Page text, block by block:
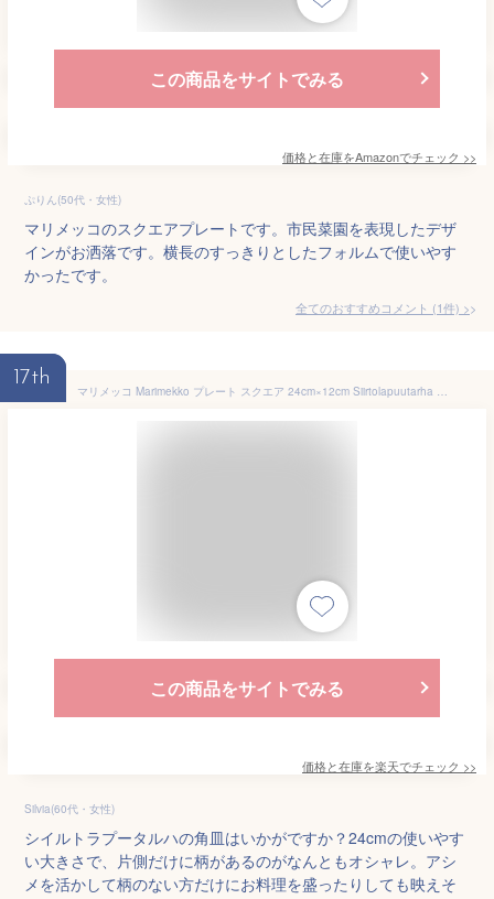
この商品をサイトでみる
価格と在庫をAmazonでチェック >>
ぷりん(50代・女性)
マリメッコのスクエアプレートです。市民菜園を表現したデザ
インがお洒落です。横長のすっきりとしたフォルムで使いやす
かったです。
全てのおすすめコメント (1件) >
17th
マリメッコ Marimekko プレート スクエア 24cm×12cm Siirtolapuutarha シイルトラプータルハ 食器 皿 ホワイト×ブラック 069676 190 名入れ可有料
この商品をサイトでみる
価格と在庫を楽天でチェック >>
Silvia(60代・女性)
シイルトラプータルハの角皿はいかがですか？24cmの使いやす
い大きさで、片側だけに柄があるのがなんともオシャレ。アシ
メを活かして柄のない方だけにお料理を盛ったりしても映えそ